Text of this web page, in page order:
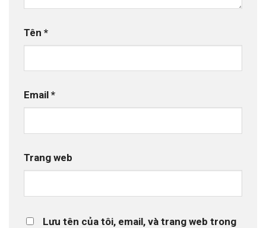
Tên *
Email *
Trang web
Lưu tên của tôi, email, và trang web trong